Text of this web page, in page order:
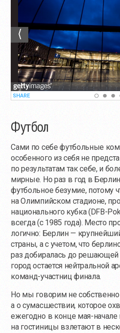
Футбол
Сами по себе футбольные
особенного из себя не
по результатам так себе, и
мирные. Но раз в год в
футбольное безумие, потому
на Олимпийском стадионе,
национального кубка (DFB-
всегда (с 1985 года). Место
логично: Берлин —
страны, а с учетом, что
раз добиралась до решающей
город остается нейтральной
команд-участниц финала.
Но мы говорим не
а о сумасшествии, которое
ежегодно в конце мая-
на гостиницы взлетают в